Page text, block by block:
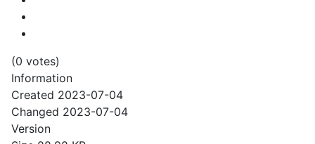
(0 votes)
Information
Created 2023-07-04
Changed 2023-07-04
Version